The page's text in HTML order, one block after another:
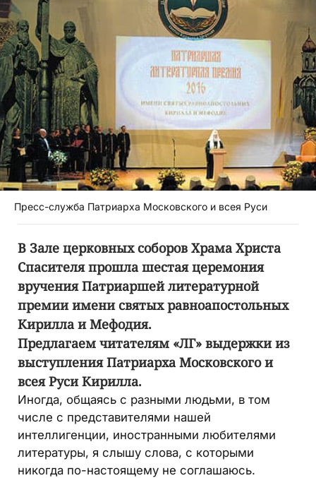
Пресс-служба Патриарха Московского и всея Руси
В Зале церковных соборов Храма Христа
Спасителя прошла шестая церемония
вручения Патриаршей литературной
премии имени святых равноапостольных
Кирилла и Мефодия.
Предлагаем читателям «ЛГ» выдержки из
выступления Патриарха Московского и
всея Руси Кирилла.
Иногда, общаясь с разными людьми, в том
числе с представителями нашей
интеллигенции, иностранными любителями
литературы, я слышу слова, с которыми
никогда по-настоящему не соглашаюсь.